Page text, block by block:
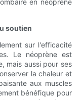
en néoprène
soutien
sur l'efficacité
Le néoprène est
mais aussi pour ses
la chaleur et
aux muscles
bénéfique pour